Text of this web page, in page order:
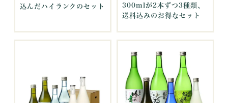
込んだハイランクのセット
300mlが2本ずつ3種類、
送料込みのお得なセット